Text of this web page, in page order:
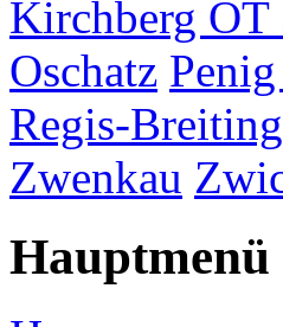
Kirchberg OT
Oschatz
Regis-
Zwenkau
Hauptmenü